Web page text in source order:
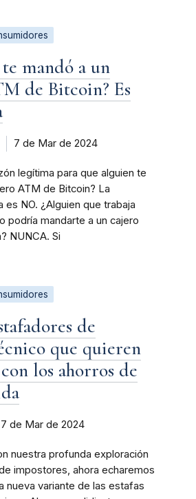
mandó a un
de Bitcoin? Es
7 de Mar de 2024
legítima para que alguien te
ATM de Bitcoin? La
es NO. ¿Alguien que trabaja
podría mandarte a un cajero
NUNCA. Si
de
que quieren
los ahorros de
7 de Mar de 2024
nuestra profunda exploración
impostores, ahora echaremos
nueva variante de las estafas